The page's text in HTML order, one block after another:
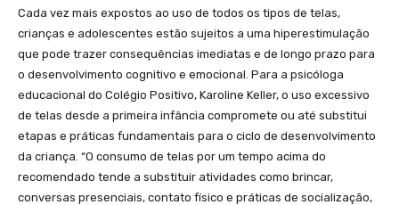
Cada vez mais expostos ao uso de todos os tipos de telas,
crianças e adolescentes estão sujeitos a uma hiperestimulação
que pode trazer consequências imediatas e de longo prazo para
o desenvolvimento cognitivo e emocional. Para a psicóloga
educacional do Colégio Positivo, Karoline Keller, o uso excessivo
de telas desde a primeira infância compromete ou até substitui
etapas e práticas fundamentais para o ciclo de desenvolvimento
da criança. “O consumo de telas por um tempo acima do
recomendado tende a substituir atividades como brincar,
conversas presenciais, contato físico e práticas de socialização,